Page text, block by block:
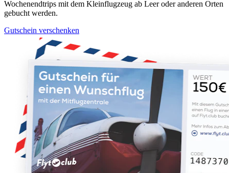
Wochenendtrips mit dem Kleinflugzeug ab Leer oder anderen Orten
gebucht werden.
Gutschein verschenken